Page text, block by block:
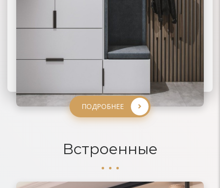
ПОДРОБНЕЕ
ПОДРОБНЕЕ
Встроенные